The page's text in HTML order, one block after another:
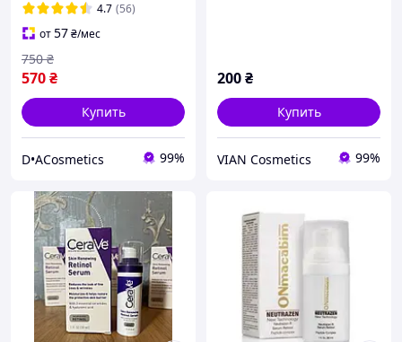
4.7 (56)
от57₴/мес
570₴
750 ₴
Купить
D•ACosmetics 99%
200₴
Купить
VIAN Cosmetics 99%